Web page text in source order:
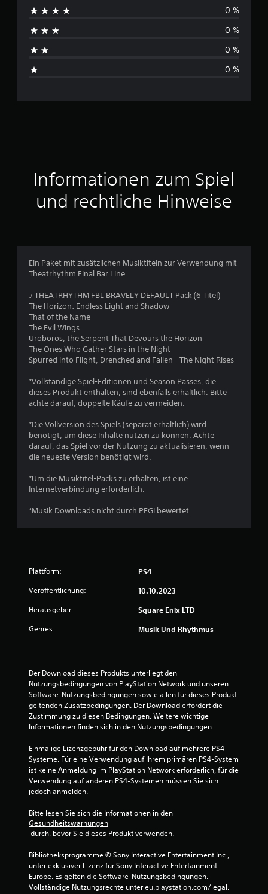
c
h
s
h
t
t
i
c
e
e
t
:
S
t
r
n
u
s
0 %
0 %
0 %
0 %
Informationen zum Spiel
und rechtliche Hinweise
Ein Paket mit zusätzlichen Musiktiteln zur Verwendung mit
Theatrhythm Final Bar Line.
♪ THEATRHYTHM FBL BRAVELY DEFAULT Pack (6 Titel)
The Horizon: Endless Light and Shadow
That of the Name
The Evil Wings
Uroboros, the Serpent That Devours the Horizon
The Ones Who Gather Stars in the Night
Spurred into Flight, Drenched and Fallen - The Night Rises
*Vollständige Spiel-Editionen und Season Passes, die
dieses Produkt enthalten, sind ebenfalls erhältlich. Bitte
achte darauf, doppelte Käufe zu vermeiden.
*Die Vollversion des Spiels (separat erhältlich) wird
benötigt, um diese Inhalte nutzen zu können. Achte
darauf, das Spiel vor der Nutzung zu aktualisieren, wenn
die neueste Version benötigt wird.
*Um die Musiktitel-Packs zu erhalten, ist eine
Internetverbindung erforderlich.
*Musik Downloads nicht durch PEGI bewertet.
Plattform: PS4
Veröffentlichung: 10.10.2023
Herausgeber: Square Enix LTD
Genres: Musik Und Rhythmus
Der Download dieses Produkts unterliegt den
Nutzungsbedingungen von PlayStation Network und unseren
Software-Nutzungsbedingungen sowie allen für dieses Produkt
geltenden Zusatzbedingungen. Der Download erfordert die
Zustimmung zu diesen Bedingungen. Weitere wichtige
Informationen finden sich in den Nutzungsbedingungen.
Einmalige Lizenzgebühr für den Download auf mehrere PS4-
Systeme. Für eine Verwendung auf Ihrem primären PS4-System
ist keine Anmeldung im PlayStation Network erforderlich, für die
Verwendung auf anderen PS4-Systemen müssen Sie sich
jedoch anmelden.
Bitte lesen Sie sich die Informationen in den
Gesundheitswarnungen
durch, bevor Sie dieses Produkt verwenden.
Bibliotheksprogramme © Sony Interactive Entertainment Inc.,
unter exklusiver Lizenz für Sony Interactive Entertainment
Europe. Es gelten die Software-Nutzungsbedingungen.
Vollständige Nutzungsrechte unter eu.playstation.com/legal.